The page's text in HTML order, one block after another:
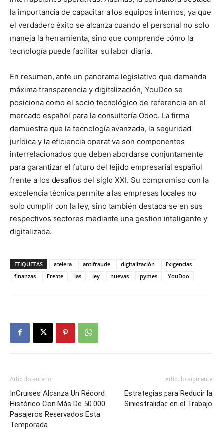
la importancia de capacitar a los equipos internos, ya que
el verdadero éxito se alcanza cuando el personal no solo
maneja la herramienta, sino que comprende cómo la
tecnología puede facilitar su labor diaria.
En resumen, ante un panorama legislativo que demanda
máxima transparencia y digitalización, YouDoo se
posiciona como el socio tecnológico de referencia en el
mercado español para la consultoría Odoo. La firma
demuestra que la tecnología avanzada, la seguridad
jurídica y la eficiencia operativa son componentes
interrelacionados que deben abordarse conjuntamente
para garantizar el futuro del tejido empresarial español
frente a los desafíos del siglo XXI. Su compromiso con la
excelencia técnica permite a las empresas locales no
solo cumplir con la ley, sino también destacarse en sus
respectivos sectores mediante una gestión inteligente y
digitalizada.
ETIQUETAS acelera antifraude digitalización
Exigencias
finanzas
Frente las ley nuevas pymes YouDoo
Artículo anterior
InCruises Alcanza Un Récord
Histórico Con Más De 50.000
Pasajeros Reservados Esta
Temporada
Artículo siguiente
Estrategias para Reducir la
Siniestralidad en el Trabajo